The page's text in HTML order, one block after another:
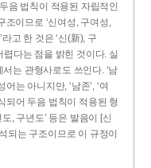
음 법칙이 적용된 자립적인
조이므로 ‘신여성, 구여성,
고 한 것은 ‘신(新), 구
다는 점을 밝힌 것이다. 실
서는 관형사로도 쓰인다. ‘남
는 아니지만, ‘남존’, ‘여
되어 두음 법칙이 적용된 형
, 구년도’ 등은 발음이 [신
되는 구조이므로 이 규정이